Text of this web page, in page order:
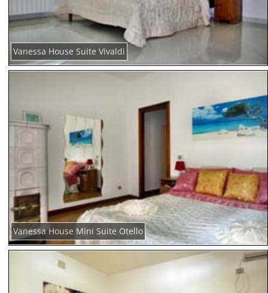
Vanessa House Suite Vivaldi
Vanessa House Mini Suite Otello